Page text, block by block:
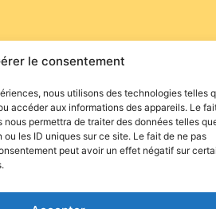
le consentement
nous utilisons des technologies telles
accéder aux informations des appareils. Le
permettra de traiter des données telles
les ID uniques sur ce site. Le fait de ne pas
peut avoir un effet négatif sur